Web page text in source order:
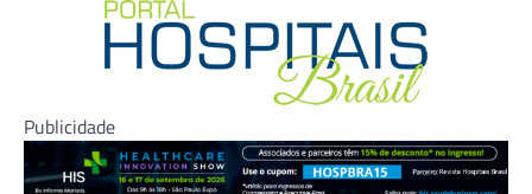
Publicidade